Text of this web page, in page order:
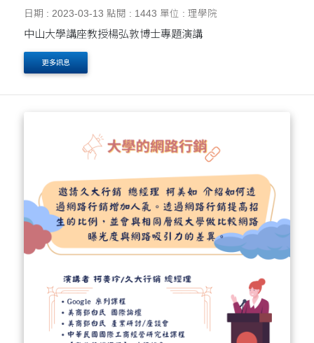
日期 : 2023-03-13 點閱 : 1443 單位 : 理學院
中山大學講座教授楊弘敦博士專題演講
更多訊息